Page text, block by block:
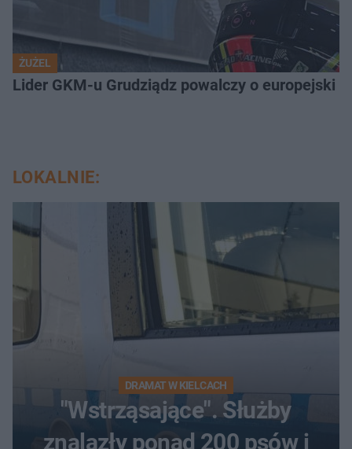
ŻUŻEL
Lider GKM-u Grudziądz powalczy o europejski
LOKALNIE:
DRAMAT W KIELCACH
"Wstrząsające". Służby
znalazły ponad 200 psów i